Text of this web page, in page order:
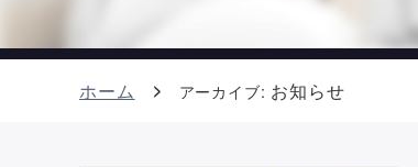
ホーム アーカイブ: お知らせ